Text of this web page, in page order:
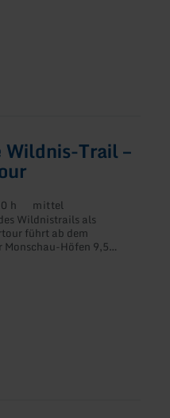
Trail –
h Anforderung:
mittel
Wildnistrails als
führt ab dem
Höfen 9,5